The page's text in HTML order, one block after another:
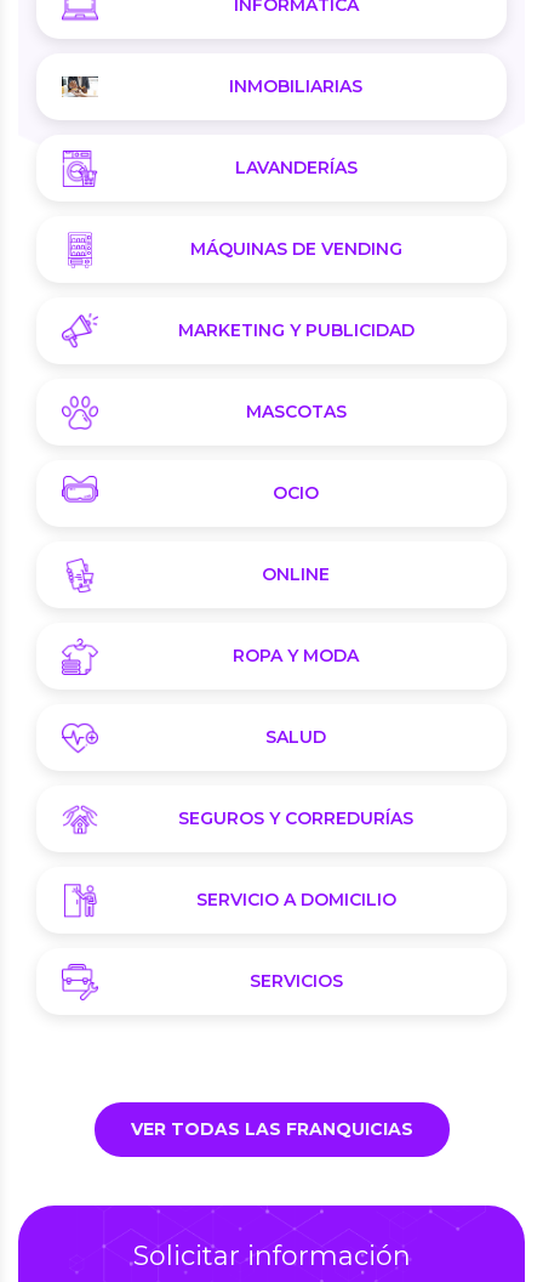
INFORMÁTICA
INMOBILIARIAS
LAVANDERÍAS
MÁQUINAS DE VENDING
MARKETING Y PUBLICIDAD
MASCOTAS
OCIO
ONLINE
ROPA Y MODA
SALUD
SEGUROS Y CORREDURÍAS
SERVICIO A DOMICILIO
SERVICIOS
VER TODAS LAS FRANQUICIAS
Solicitar información